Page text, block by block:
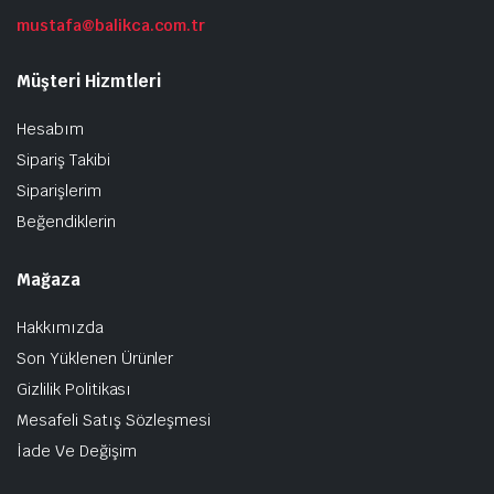
mustafa@balikca.com.tr
Müşteri Hizmtleri
Hesabım
Sipariş Takibi
Siparişlerim
Beğendiklerin
Mağaza
Hakkımızda
Son Yüklenen Ürünler
Gizlilik Politikası
Mesafeli Satış Sözleşmesi
İade Ve Değişim